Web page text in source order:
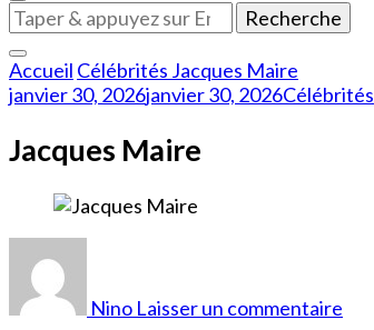
Vous
recherchiez
quelque
chose
?
Accueil Célébrités Jacques Maire
janvier 30, 2026janvier 30, 2026Célébrités
Jacques Maire
Nino Laisser un commentaire